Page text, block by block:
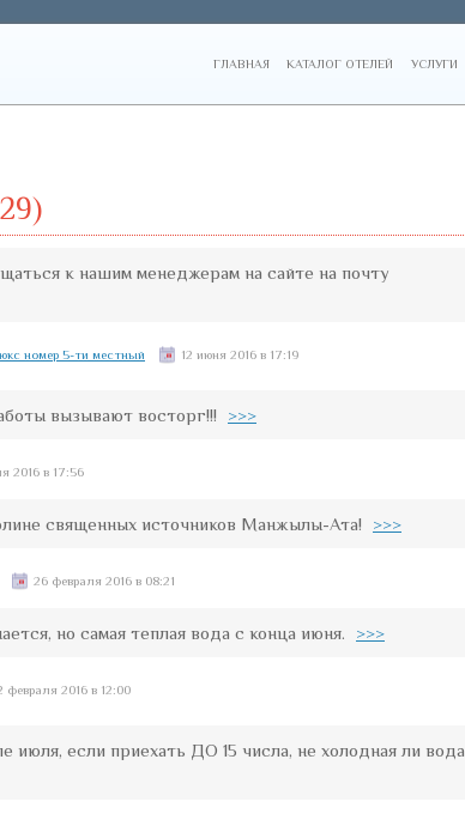
ГЛАВНАЯ КАТАЛОГ ОТЕЛЕЙ УСЛУГИ
к нашим менеджерам на сайте на почту
номер 5-ти местный 12 июня 2016 в 17:19
вызывают восторг!!! >>>
2016 в 17:56
священных источников Манжылы-Ата! >>>
26 февраля 2016 в 08:21
но самая теплая вода с конца июня. >>>
февраля 2016 в 12:00
июля, если приехать ДО 15 числа, не холодная ли вода